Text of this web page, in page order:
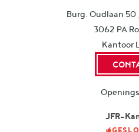
Burg. Oudlaan 50
3062 PA
Kantoor
JFR-